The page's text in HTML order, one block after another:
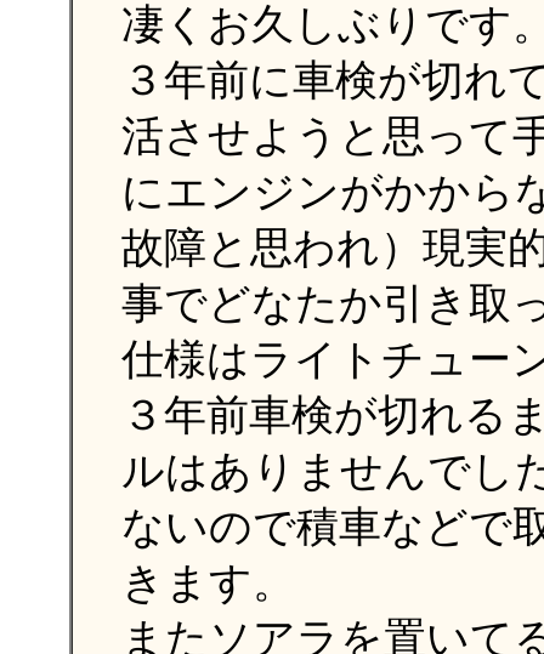
凄くお久しぶりです
３年前に車検が切れ
活させようと思って
にエンジンがかから
故障と思われ）現実
事でどなたか引き取
仕様はライトチュー
３年前車検が切れる
ルはありませんでし
ないので積車などで
きます。
またソアラを置いて